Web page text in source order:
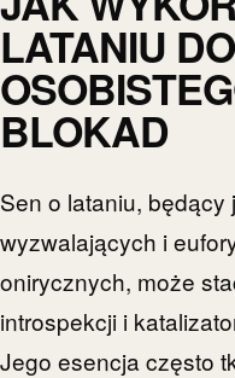
LATANIU
BLOKAD
Sen o lataniu,
wyzwalających i
onirycznych, może
introspekcji i
Jego esencja często